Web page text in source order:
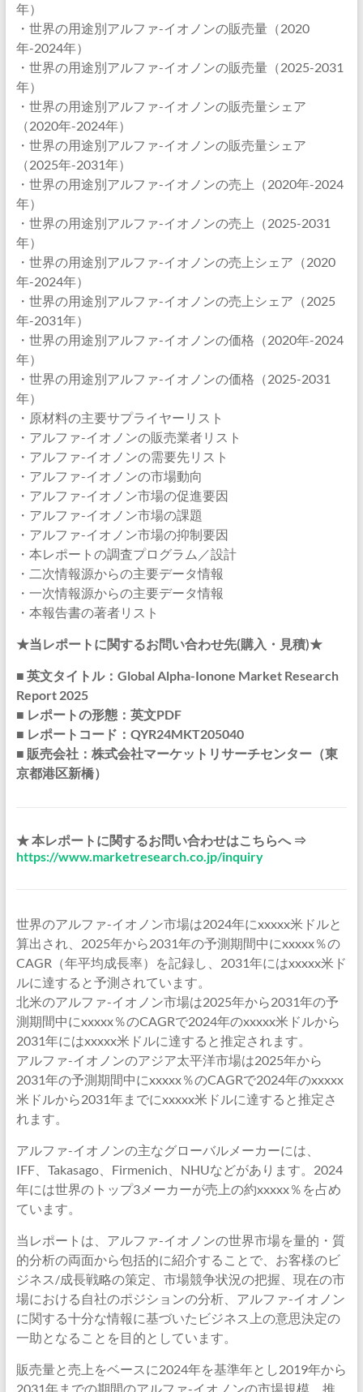
年）
・世界の用途別アルファ-イオノンの販売量（2020
年-2024年）
・世界の用途別アルファ-イオノンの販売量（2025-2031
年）
・世界の用途別アルファ-イオノンの販売量シェア
（2020年-2024年）
・世界の用途別アルファ-イオノンの販売量シェア
（2025年-2031年）
・世界の用途別アルファ-イオノンの売上（2020年-2024
年）
・世界の用途別アルファ-イオノンの売上（2025-2031
年）
・世界の用途別アルファ-イオノンの売上シェア（2020
年-2024年）
・世界の用途別アルファ-イオノンの売上シェア（2025
年-2031年）
・世界の用途別アルファ-イオノンの価格（2020年-2024
年）
・世界の用途別アルファ-イオノンの価格（2025-2031
年）
・原材料の主要サプライヤーリスト
・アルファ-イオノンの販売業者リスト
・アルファ-イオノンの需要先リスト
・アルファ-イオノンの市場動向
・アルファ-イオノン市場の促進要因
・アルファ-イオノン市場の課題
・アルファ-イオノン市場の抑制要因
・本レポートの調査プログラム／設計
・二次情報源からの主要データ情報
・一次情報源からの主要データ情報
・本報告書の著者リスト
★当レポートに関するお問い合わせ先(購入・見積)★
■ 英文タイトル：Global Alpha-Ionone Market Research
Report 2025
■ レポートの形態：英文PDF
■ レポートコード：QYR24MKT205040
■ 販売会社：株式会社マーケットリサーチセンター（東
京都港区新橋）
★ 本レポートに関するお問い合わせはこちらへ ⇒
https://www.marketresearch.co.jp/inquiry
世界のアルファ-イオノン市場は2024年にxxxxx米ドルと
算出され、2025年から2031年の予測期間中にxxxxx％の
CAGR（年平均成長率）を記録し、2031年にはxxxxx米ド
ルに達すると予測されています。
北米のアルファ-イオノン市場は2025年から2031年の予
測期間中にxxxxx％のCAGRで2024年のxxxxx米ドルから
2031年にはxxxxx米ドルに達すると推定されます。
アルファ-イオノンのアジア太平洋市場は2025年から
2031年の予測期間中にxxxxx％のCAGRで2024年のxxxxx
米ドルから2031年までにxxxxx米ドルに達すると推定さ
れます。
アルファ-イオノンの主なグローバルメーカーには、
IFF、Takasago、Firmenich、NHUなどがあります。2024
年には世界のトップ3メーカーが売上の約xxxxx％を占め
ています。
当レポートは、アルファ-イオノンの世界市場を量的・質
的分析の両面から包括的に紹介することで、お客様のビ
ジネス/成長戦略の策定、市場競争状況の把握、現在の市
場における自社のポジションの分析、アルファ-イオノン
に関する十分な情報に基づいたビジネス上の意思決定の
一助となることを目的としています。
販売量と売上をベースに2024年を基準年とし2019年から
2031年までの期間のアルファ-イオノンの市場規模、推